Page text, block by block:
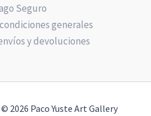
Seguro
generales
y devoluciones
2026 Paco Yuste Art Gallery